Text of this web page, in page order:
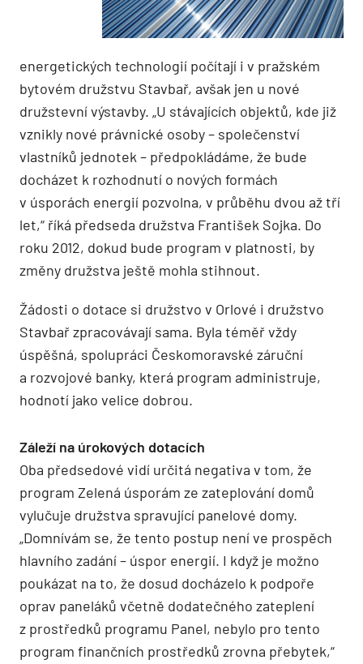
energetických technologií počítají i v pražském
bytovém družstvu Stavbař, avšak jen u nové
družstevní výstavby. „U stávajících objektů, kde již
vznikly nové právnické osoby – společenství
vlastníků jednotek – předpokládáme, že bude
docházet k rozhodnutí o nových formách
v úsporách energií pozvolna, v průběhu dvou až tří
let,“ říká předseda družstva František Sojka. Do
roku 2012, dokud bude program v platnosti, by
změny družstva ještě mohla stihnout.
Žádosti o dotace si družstvo v Orlové i družstvo
Stavbař zpracovávají sama. Byla téměř vždy
úspěšná, spolupráci Českomoravské záruční
a rozvojové banky, která program administruje,
hodnotí jako velice dobrou.
Záleží na úrokových dotacích
Oba předsedové vidí určitá negativa v tom, že
program Zelená úsporám ze zateplování domů
vylučuje družstva spravující panelové domy.
„Domnívám se, že tento postup není ve prospěch
hlavního zadání – úspor energií. I když je možno
poukázat na to, že dosud docházelo k podpoře
oprav paneláků včetně dodatečného zateplení
z prostředků programu Panel, nebylo pro tento
program finančních prostředků zrovna přebytek,“